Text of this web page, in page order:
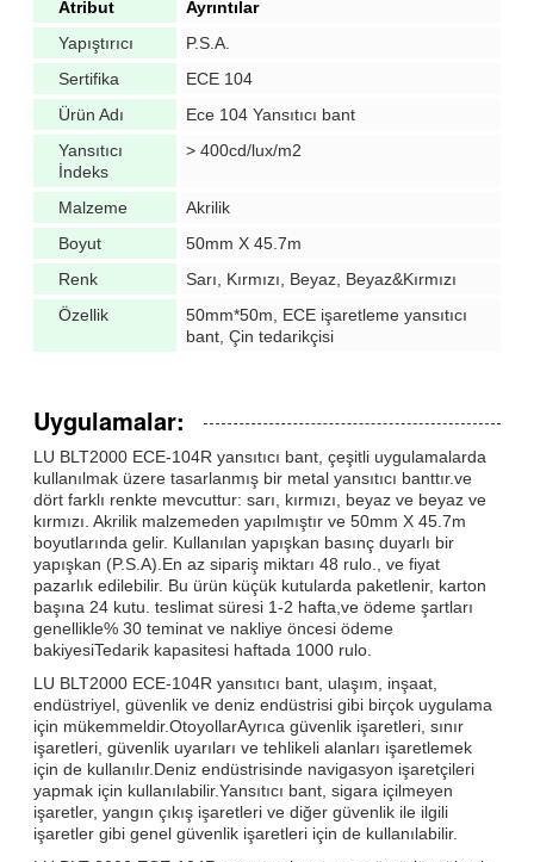
Atribut
Ayrıntılar
Yapıştırıcı
P.S.A.
Sertifika
ECE 104
Ürün Adı
Ece 104 Yansıtıcı bant
Yansıtıcı
İndeks
> 400cd/lux/m2
Malzeme
Akrilik
Boyut
50mm X 45.7m
Renk
Sarı, Kırmızı, Beyaz, Beyaz&Kırmızı
Özellik
50mm*50m, ECE işaretleme yansıtıcı
bant, Çin tedarikçisi
Uygulamalar:
LU BLT2000 ECE-104R yansıtıcı bant, çeşitli uygulamalarda
kullanılmak üzere tasarlanmış bir metal yansıtıcı banttır.ve
dört farklı renkte mevcuttur: sarı, kırmızı, beyaz ve beyaz ve
kırmızı. Akrilik malzemeden yapılmıştır ve 50mm X 45.7m
boyutlarında gelir. Kullanılan yapışkan basınç duyarlı bir
yapışkan (P.S.A).En az sipariş miktarı 48 rulo., ve fiyat
pazarlık edilebilir. Bu ürün küçük kutularda paketlenir, karton
başına 24 kutu. teslimat süresi 1-2 hafta,ve ödeme şartları
genellikle% 30 teminat ve nakliye öncesi ödeme
bakiyesiTedarik kapasitesi haftada 1000 rulo.
LU BLT2000 ECE-104R yansıtıcı bant, ulaşım, inşaat,
endüstriyel, güvenlik ve deniz endüstrisi gibi birçok uygulama
için mükemmeldir.OtoyollarAyrıca güvenlik işaretleri, sınır
işaretleri, güvenlik uyarıları ve tehlikeli alanları işaretlemek
için de kullanılır.Deniz endüstrisinde navigasyon işaretçileri
yapmak için kullanılabilir.Yansıtıcı bant, sigara içilmeyen
işaretler, yangın çıkış işaretleri ve diğer güvenlik ile ilgili
işaretler gibi genel güvenlik işaretleri için de kullanılabilir.